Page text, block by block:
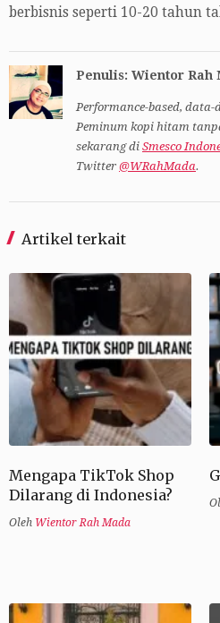
berbisnis seperti 10-20 tahun
Penulis: Wientor Rah
Performance-based,
Peminum kopi hitam
sekarang di Smesco
Twitter @WRahMada.
Artikel terkait
Mengapa TikTok Shop
Dilarang di Indonesia?
Oleh Wientor Rah Mada